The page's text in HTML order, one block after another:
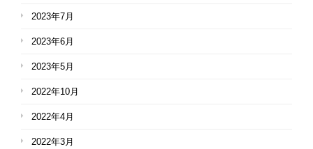
2023年7月
2023年6月
2023年5月
2022年10月
2022年4月
2022年3月